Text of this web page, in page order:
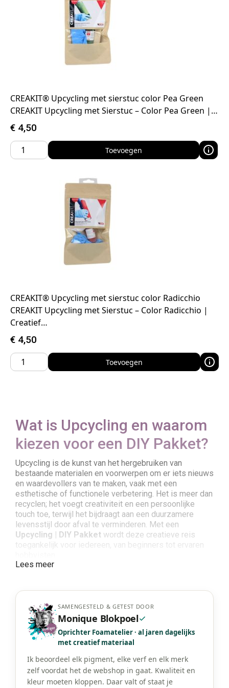
CREAKIT® Upcycling met sierstuc color Pea Green
CREAKIT Upcycling met Sierstuc – Color Pea Green |…
€ 4,50
Toevoegen
CREAKIT® Upcycling met sierstuc color Radicchio
CREAKIT Upcycling met Sierstuc – Color Radicchio |
Creatief…
€ 4,50
Toevoegen
Wat is Upcycling en waarom
kiezen voor een DIY Pakket?
Upcycling is de kunst van het hergebruiken van
bestaande materialen en voorwerpen om er iets nieuws
en waardevollers van te maken, vaak met een
esthetische of functionele verbetering. Het is meer dan
recyclen; het voegt creativiteit en een persoonlijke
touch toe, terwijl het bijdraagt aan een duurzamere
levensstijl door afval te verminderen. Met een
Upcycling | DIY Pakket wordt deze creatieve reis
toegankelijk voor iedereen, van beginners tot ervaren
DIY Pakketten
Kiezen voor een DIY pakket voor upcycling brengt
diverse voordelen met zich mee. Allereerst elimineert
het de zoektocht naar losse materialen; alles wat je
nodig hebt, zit zorgvuldig samengesteld in één pakket.
Dit bespaart tijd en garandeert dat je direct aan de slag
kunt. Daarnaast bieden de pakketten vaak duidelijke,
stap-voor-stap instructies, wat zorgt voor een
Lees meer
SAMENGESTELD & GETEST DOOR
Monique Blokpoel
Oprichter Foamatelier · al jaren dagelijks
met creatief materiaal
Ik beoordeel elk pigment, elke verf en elk merk
zelf voordat het de webshop in gaat. Kwaliteit en
kleur moeten kloppen. Daar valt of staat je